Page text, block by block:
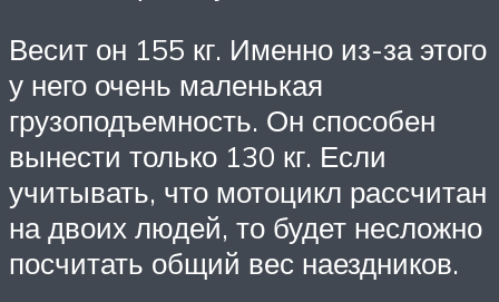
Весит он 155 кг. Именно из-за этого
у него очень маленькая
грузоподъемность. Он способен
вынести только 130 кг. Если
учитывать, что мотоцикл рассчитан
на двоих людей, то будет несложно
посчитать общий вес наездников.